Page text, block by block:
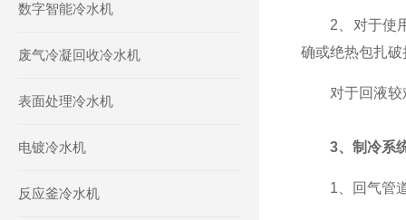
数字智能冷水机
废气冷凝回收冷水机
表面处理冷水机
电镀冷水机
反应釜冷水机
2、对于使用
确或绝热包扎
对于回液较难
3、制冷系
1、回气管道